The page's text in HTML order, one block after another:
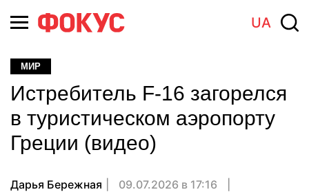
UA
МИР
Истребитель F-16 загорелся
в туристическом аэропорту
Греции (видео)
Дарья Бережная
09.07.2026 в 17:16